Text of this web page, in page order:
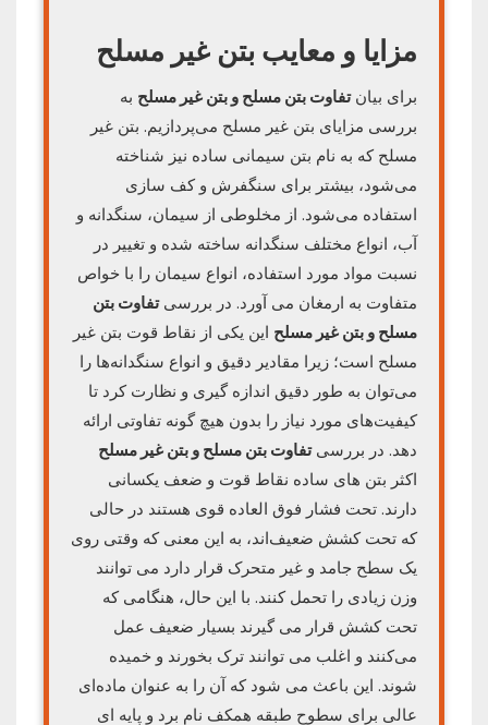
مزایا و معایب بتن غیر مسلح
برای بیانتفاوت بتن مسلح و بتن غیر مسلح به
بررسی مزایای بتن غیر مسلح می‌پردازیم. بتن غیر
مسلح که به نام بتن سیمانی ساده نیز شناخته
می‌شود، بیشتر برای سنگفرش و کف سازی
استفاده می‌شود. از مخلوطی از سیمان، سنگدانه و
آب، انواع مختلف سنگدانه ساخته شده و تغییر در
نسبت مواد مورد استفاده، انواع سیمان را با خواص
متفاوت به ارمغان می آورد. در بررسیتفاوت بتن
مسلح و بتن غیر مسلح این یکی از نقاط قوت بتن غیر
مسلح است؛ زیرا مقادیر دقیق و انواع سنگدانه‌ها را
می‌توان به طور دقیق اندازه گیری و نظارت کرد تا
کیفیت‌های مورد نیاز را بدون هیچ گونه تفاوتی ارائه
دهد. در بررسیتفاوت بتن مسلح و بتن غیر مسلح
اکثر بتن های ساده نقاط قوت و ضعف یکسانی
دارند. تحت فشار فوق العاده قوی هستند در حالی
که تحت کشش ضعیف‌اند، به این معنی که وقتی روی
یک سطح جامد و غیر متحرک قرار دارد می توانند
وزن زیادی را تحمل کنند. با این حال، هنگامی که
تحت کشش قرار می گیرند بسیار ضعیف عمل
می‌کنند و اغلب می توانند ترک بخورند و خمیده
شوند. این باعث می شود که آن را به عنوان ماده‌ای
عالی برای سطوح طبقه همکف نام برد و پایه ای